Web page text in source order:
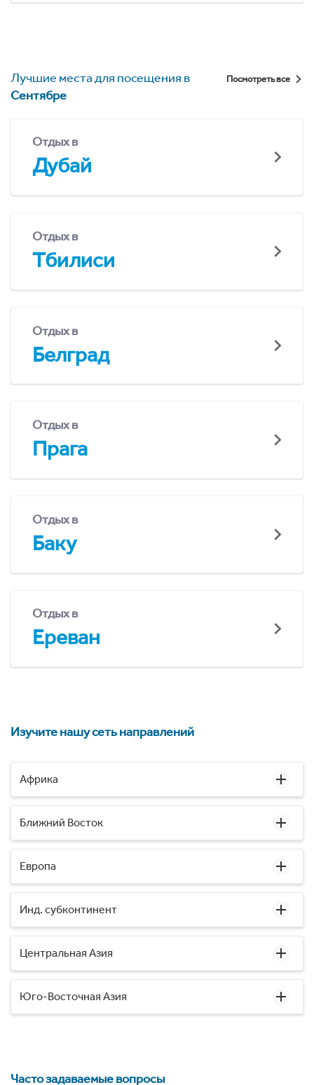
Лучшие места для посещения в
Сентябре
Посмотреть все
Отдых в
Дубай
Отдых в
Тбилиси
Отдых в
Белград
Отдых в
Прага
Отдых в
Баку
Отдых в
Ереван
Изучите нашу сеть направлений
Африка
Ближний Восток
Европа
Инд. субконтинент
Центральная Азия
Юго-Восточная Азия
Часто задаваемые вопросы